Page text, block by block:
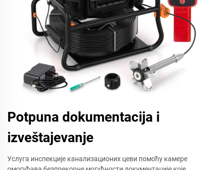
Potpuna dokumentacija i
izveštajevanje
Услуга инспекције канализационих цеви помоћу камере